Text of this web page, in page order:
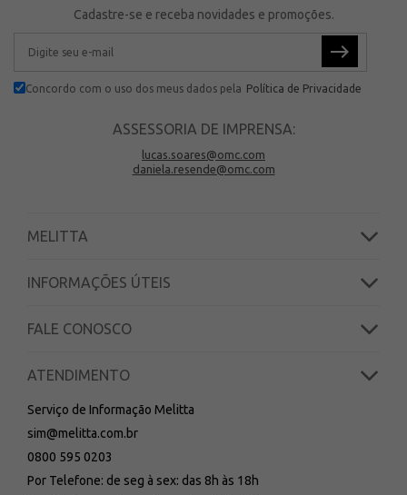
Cadastre-se e receba novidades e promoções.
Concordo com o uso dos meus dados pela Política de Privacidade
ASSESSORIA DE IMPRENSA:
lucas.soares@omc.com
daniela.resende@omc.com
MELITTA
INFORMAÇÕES ÚTEIS
FALE CONOSCO
ATENDIMENTO
Serviço de Informação Melitta
sim@melitta.com.br
0800 595 0203
Por Telefone: de seg à sex: das 8h às 18h